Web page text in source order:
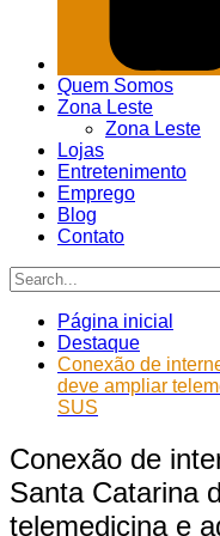
Quem Somos
Zona Leste
Zona Leste
Lojas
Entretenimento
Emprego
Blog
Contato
Página inicial
Destaque
Conexão de
deve ampliar
SUS
Conexão de
Santa Catarina
telemedicina e